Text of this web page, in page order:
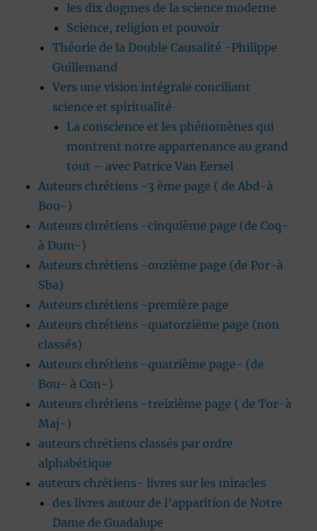
les dix dogmes de la science moderne
Science, religion et pouvoir
Théorie de la Double Causalité -Philippe
Guillemand
Vers une vision intégrale conciliant
science et spiritualité
La conscience et les phénomènes qui
montrent notre appartenance au grand
tout – avec Patrice Van Eersel
Auteurs chrétiens -3 ème page ( de Abd-à
Bou-)
Auteurs chrétiens -cinquième page (de Coq-
à Dum-)
Auteurs chrétiens -onzième page (de Por-à
Sba)
Auteurs chrétiens -première page
Auteurs chrétiens -quatorzième page (non
classés)
Auteurs chrétiens -quatrième page- (de
Bou- à Con-)
Auteurs chrétiens -treizième page ( de Tor-à
Maj-)
auteurs chrétiens classés par ordre
alphabétique
auteurs chrétiens- livres sur les miracles
des livres autour de l’apparition de Notre
Dame de Guadalupe